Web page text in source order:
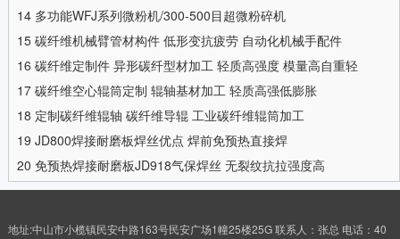
14 多功能WFJ系列微粉机/300-500目超微粉碎机
15 碳纤维机械臂管材构件 低形变抗疲劳 自动化机械手配件
16 碳纤维定制件 异形碳纤型材加工 轻质高强度 模量高自重轻
17 碳纤维空心辊筒定制 辊轴基材加工 轻质高强低膨胀
18 定制碳纤维辊轴 碳纤维导辊 工业碳纤维辊筒加工
19 JD800焊接耐磨板焊丝优点 焊前免预热直接焊
20 免预热焊接耐磨板JD918气保焊丝 无裂纹抗拉强度高
地址:中山市小榄镇民安中路163号民安广场1幢25楼25G 联系人：张总 电话：40